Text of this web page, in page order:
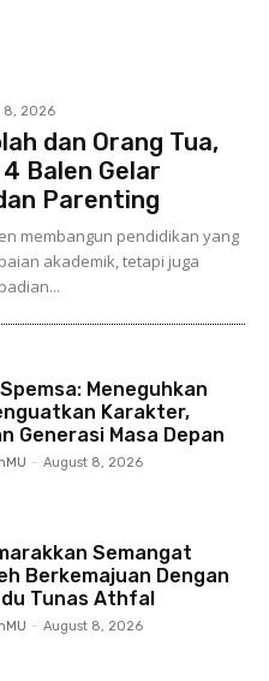
8, 2026
dan Orang Tua,
Balen Gelar
Parenting
membangun pendidikan yang
akademik, tetapi juga
Meneguhkan
Karakter,
Generasi Masa Depan
- August 8, 2026
Semangat
Berkemajuan Dengan
Tunas Athfal
- August 8, 2026